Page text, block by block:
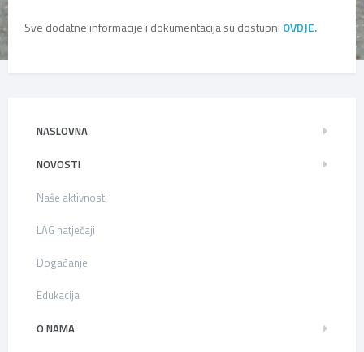
Sve dodatne informacije i dokumentacija su dostupni OVDJE.
NASLOVNA
NOVOSTI
Naše aktivnosti
LAG natječaji
Događanje
Edukacija
O NAMA